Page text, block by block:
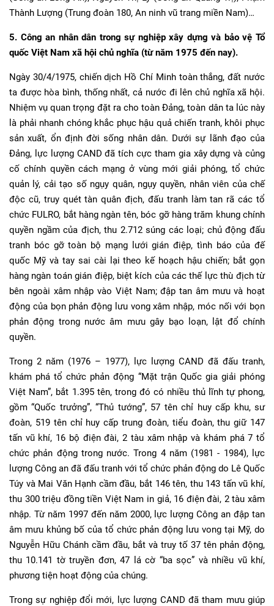
Thành Lượng (Trung đoàn 180, An ninh vũ trang miền Nam)…
5. Công an nhân dân trong sự nghiệp xây dựng và bảo vệ Tổ
quốc Việt Nam xã hội chủ nghĩa (từ năm 1975 đến nay).
Ngày 30/4/1975, chiến dịch Hồ Chí Minh toàn thắng, đất nước
ta được hòa bình, thống nhất, cả nước đi lên chủ nghĩa xã hội.
Nhiệm vụ quan trọng đặt ra cho toàn Đảng, toàn dân ta lúc này
là phải nhanh chóng khắc phục hậu quả chiến tranh, khôi phục
sản xuất, ổn định đời sống nhân dân. Dưới sự lãnh đạo của
Đảng, lực lượng CAND đã tích cực tham gia xây dựng và củng
cố chính quyền cách mạng ở vùng mới giải phóng, tổ chức
quản lý, cải tạo số ngụy quân, ngụy quyền, nhân viên của chế
độc cũ, truy quét tàn quân địch, đấu tranh làm tan rã các tổ
chức FULRO, bắt hàng ngàn tên, bóc gỡ hàng trăm khung chính
quyền ngầm của địch, thu 2.712 súng các loại; chủ động đấu
tranh bóc gỡ toàn bộ mạng lưới gián điệp, tình báo của đế
quốc Mỹ và tay sai cài lại theo kế hoạch hậu chiến; bắt gọn
hàng ngàn toán gián điệp, biệt kích của các thế lực thù địch từ
bên ngoài xâm nhập vào Việt Nam; đập tan âm mưu và hoạt
động của bọn phản động lưu vong xâm nhập, móc nối với bọn
phản động trong nước âm mưu gây bạo loạn, lật đổ chính
quyền.
Trong 2 năm (1976 – 1977), lực lượng CAND đã đấu tranh,
khám phá tổ chức phản động “Mặt trận Quốc gia giải phóng
Việt Nam”, bắt 1.395 tên, trong đó có nhiều thủ lĩnh tự phong,
gồm “Quốc trưởng”, “Thủ tướng”, 57 tên chỉ huy cấp khu, sư
đoàn, 519 tên chỉ huy cấp trung đoàn, tiểu đoàn, thu giữ 147
tấn vũ khí, 16 bộ điện đài, 2 tàu xâm nhập và khám phá 7 tổ
chức phản động trong nước. Trong 4 năm (1981 - 1984), lực
lượng Công an đã đấu tranh với tổ chức phản động do Lê Quốc
Túy và Mai Văn Hạnh cầm đầu, bắt 146 tên, thu 143 tấn vũ khí,
thu 300 triệu đồng tiền Việt Nam in giả, 16 điện đài, 2 tàu xâm
nhập. Từ năm 1997 đến năm 2000, lực lượng Công an đập tan
âm mưu khủng bố của tổ chức phản động lưu vong tại Mỹ, do
Nguyễn Hữu Chánh cầm đầu, bắt và truy tố 37 tên phản động,
thu 10.141 tờ truyền đơn, 47 lá cờ “ba sọc” và nhiều vũ khí,
phương tiện hoạt động của chúng.
Trong sự nghiệp đổi mới, lực lượng CAND đã tham mưu giúp